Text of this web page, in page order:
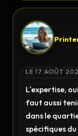
LE 17 AOÛT
L'expertise,
faut aussi
dans le
spécifiques